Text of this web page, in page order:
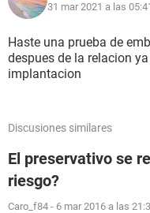
31 mar 2021 a las
Haste una prueba de
despues de la relacion
implantacion
Discusiones similares
El preservativo se
riesgo?
Caro_f84 - 6 mar 2016 a las